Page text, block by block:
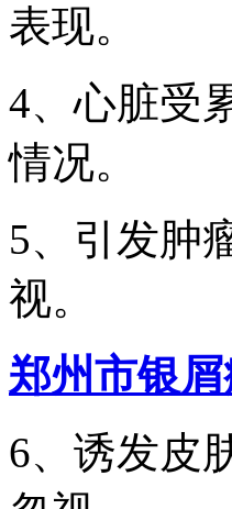
表现。
4、心脏受
情况。
5、引发肿
视。
郑州市银
6、诱发皮